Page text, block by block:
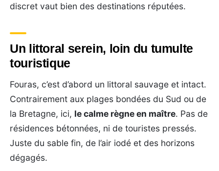
discret vaut bien des destinations réputées.
Un littoral serein, loin du tumulte
touristique
Fouras, c’est d’abord un littoral sauvage et intact.
Contrairement aux plages bondées du Sud ou de
la Bretagne, ici, le calme règne en maître. Pas de
résidences bétonnées, ni de touristes pressés.
Juste du sable fin, de l’air iodé et des horizons
dégagés.